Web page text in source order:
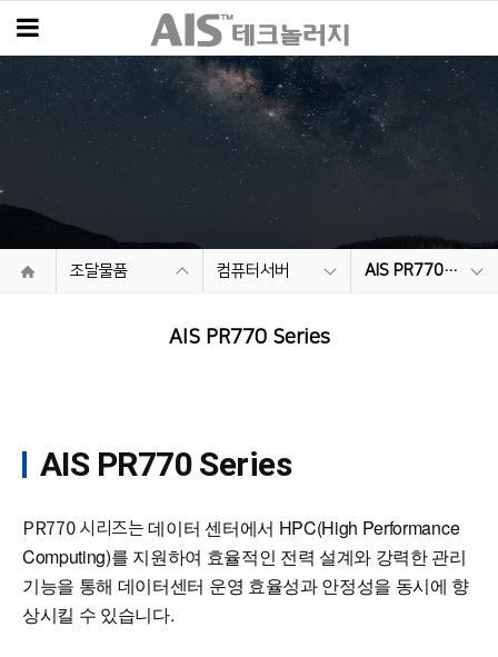
조달물품 컴퓨터서버 AIS PR770 Series
AIS PR770 Series
AIS PR770 Series
PR770 시리즈는데이터 센터에서 HPC(High Performance
Computing)를 지원하여 효율적인 전력 설계와 강력한 관리
기능을 통해 데이터센터 운영 효율성과 안정성을 동시에 향
상시킬 수 있습니다.